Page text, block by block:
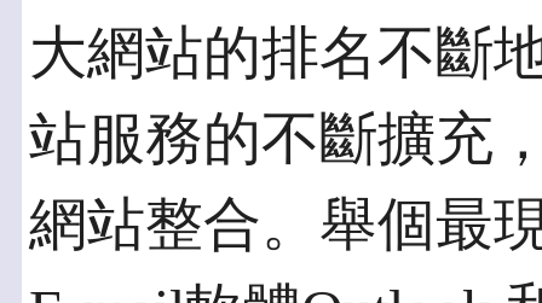
大網站的排名不斷
站服務的不斷擴充
網站整合。舉個最